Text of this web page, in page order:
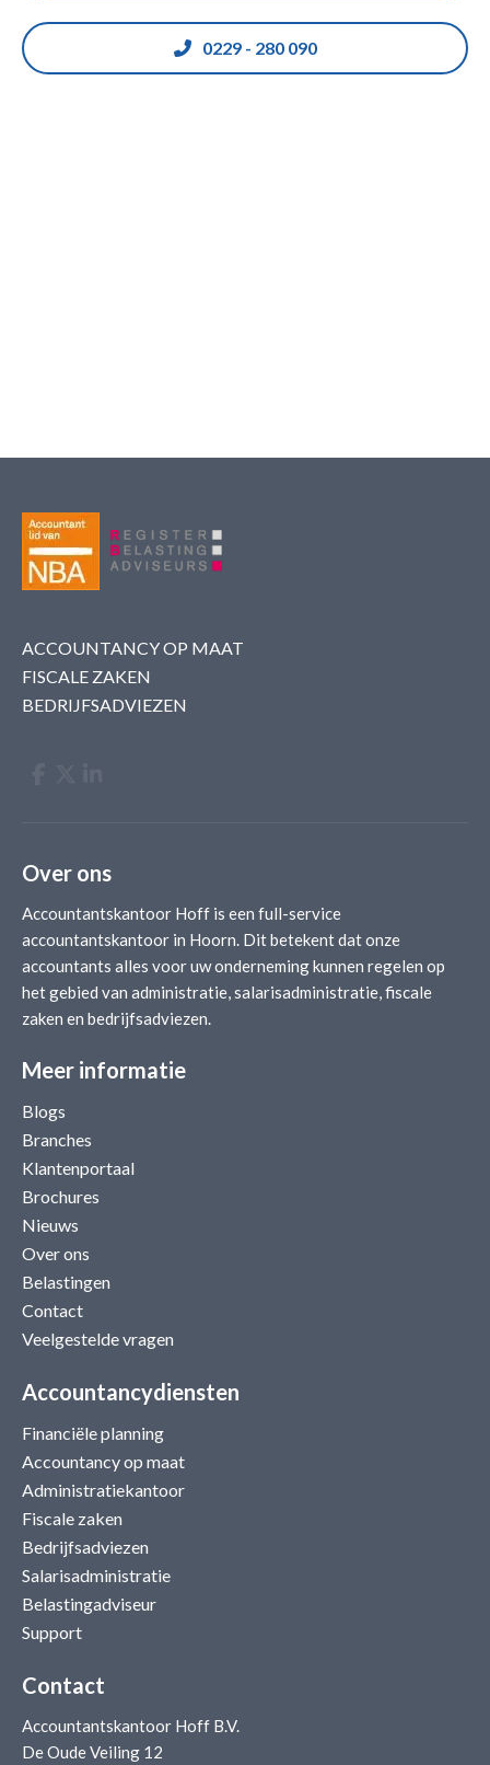
0229 - 280 090
ACCOUNTANCY OP MAAT
FISCALE ZAKEN
BEDRIJFSADVIEZEN
Over ons
Accountantskantoor Hoff is een full-service
accountantskantoor in Hoorn. Dit betekent dat onze
accountants alles voor uw onderneming kunnen regelen op
het gebied van administratie, salarisadministratie, fiscale
zaken en bedrijfsadviezen.
Meer informatie
Blogs
Branches
Klantenportaal
Brochures
Nieuws
Over ons
Belastingen
Contact
Veelgestelde vragen
Accountancydiensten
Financiële planning
Accountancy op maat
Administratiekantoor
Fiscale zaken
Bedrijfsadviezen
Salarisadministratie
Belastingadviseur
Support
Contact
Accountantskantoor Hoff B.V.
De Oude Veiling 12